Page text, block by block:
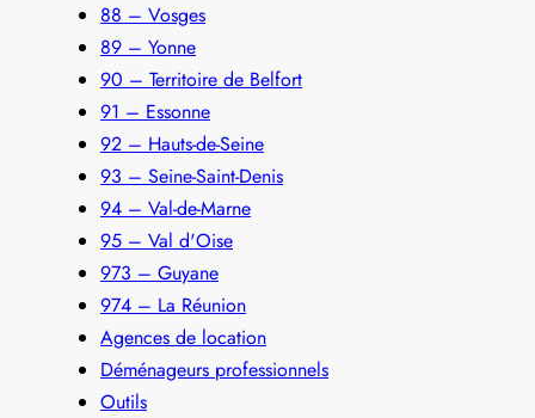
88 – Vosges
89 – Yonne
90 – Territoire de Belfort
91 – Essonne
92 – Hauts-de-Seine
93 – Seine-Saint-Denis
94 – Val-de-Marne
95 – Val d'Oise
973 – Guyane
974 – La Réunion
Agences de location
Déménageurs professionnels
Outils